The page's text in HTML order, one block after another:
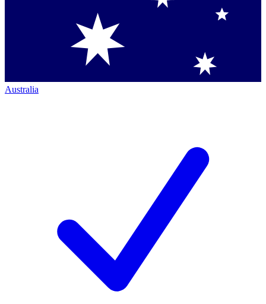
Australia